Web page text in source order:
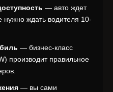
— авто ждет
нужно ждать водителя 10-
— бизнес-класс
производит правильное
— вы сами